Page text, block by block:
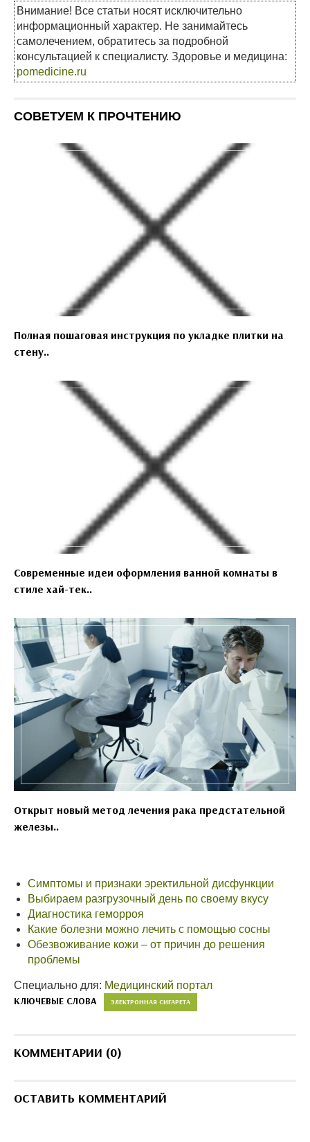
Внимание! Все статьи носят исключительно
информационный характер. Не занимайтесь
самолечением, обратитесь за подробной
консультацией к специалисту. Здоровье и медицина:
pomedicine.ru
СОВЕТУЕМ К ПРОЧТЕНИЮ
Полная пошаговая инструкция по укладке плитки на
стену..
Современные идеи оформления ванной комнаты в
стиле хай-тек..
Открыт новый метод лечения рака предстательной
железы..
Симптомы и признаки эректильной дисфункции
Выбираем разгрузочный день по своему вкусу
Диагностика геморроя
Какие болезни можно лечить с помощью сосны
Обезвоживание кожи – от причин до решения
проблемы
Специально для: Медицинский портал
КЛЮЧЕВЫЕ СЛОВА ЭЛЕКТРОННАЯ СИГАРЕТА
КОММЕНТАРИИ (0)
ОСТАВИТЬ КОММЕНТАРИЙ